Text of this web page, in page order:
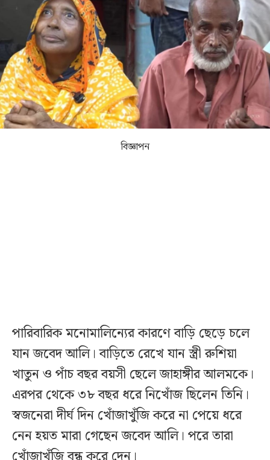
কনভার্টার
বিজ্ঞাপন
পারিবারিক মনোমালিন্যের কারণে বাড়ি ছেড়ে চলে
যান জবেদ আলি। বাড়িতে রেখে যান স্ত্রী রুশিয়া
খাতুন ও পাঁচ বছর বয়সী ছেলে জাহাঙ্গীর আলমকে।
এরপর থেকে ৩৮ বছর ধরে নিখোঁজ ছিলেন তিনি।
স্বজনেরা দীর্ঘ দিন খোঁজাখুঁজি করে না পেয়ে ধরে
নেন হয়ত মারা গেছেন জবেদ আলি। পরে তারা